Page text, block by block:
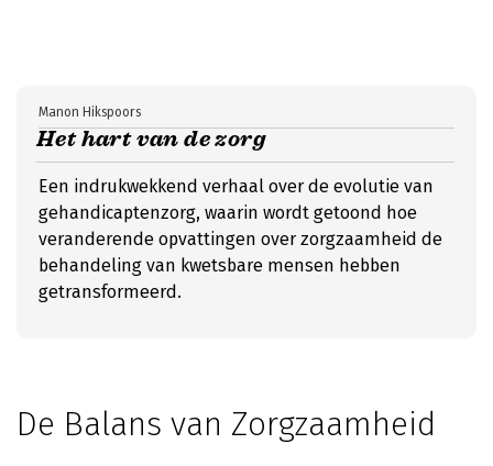
Het hart van de zorg
Manon Hikspoors
Een indrukwekkend verhaal over de evolutie van
gehandicaptenzorg, waarin wordt getoond hoe
veranderende opvattingen over zorgzaamheid de
behandeling van kwetsbare mensen hebben
getransformeerd.
De Balans van Zorgzaamheid